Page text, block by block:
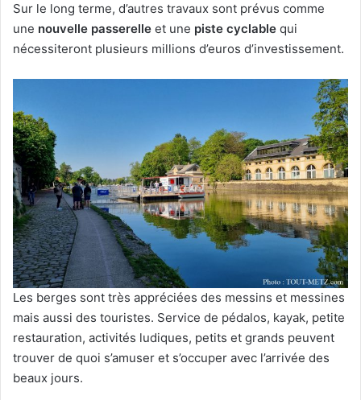
Sur le long terme, d’autres travaux sont prévus comme
une nouvelle passerelle et une piste cyclable qui
nécessiteront plusieurs millions d’euros d’investissement.
Les berges sont très appréciées des messins et messines
mais aussi des touristes. Service de pédalos, kayak, petite
restauration, activités ludiques, petits et grands peuvent
trouver de quoi s’amuser et s’occuper avec l’arrivée des
beaux jours.